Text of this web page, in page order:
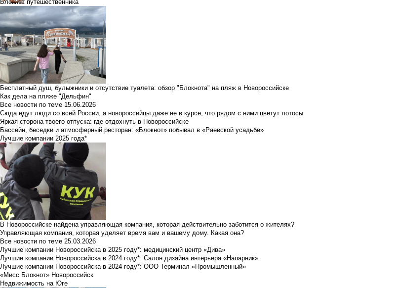
Блокнот путешественника
Бесплатный душ, булыжники и отсутствие туалета: обзор "Блокнота" на пляж в Новороссийске
Как дела на пляже "Дельфин"
Все новости по теме 15.06.2026
Сюда едут люди со всей России, а новороссийцы даже не в курсе, что рядом с ними цветут лотосы
Яркая сторона твоего отпуска: где отдохнуть в Новороссийске
Бассейн, беседки и атмосферный ресторан: «Блокнот» побывал в «Раевской усадьбе»
Лучшие компании 2025 года*
В Новороссийске найдена управляющая компания, которая действительно заботится о жителях?
Управляющая компания, которая уделяет время вам и вашему дому. Какая она?
Все новости по теме 25.03.2026
Лучшие компании Новороссийска в 2025 году*: медицинский центр «Дива»
Лучшие компании Новороссийска в 2024 году*: Салон дизайна интерьера «Напарник»
Лучшие компании Новороссийска в 2024 году*: ООО Терминал «Промышленный»
«Мисс Блокнот» Новороссийск
Недвижимость на Юге